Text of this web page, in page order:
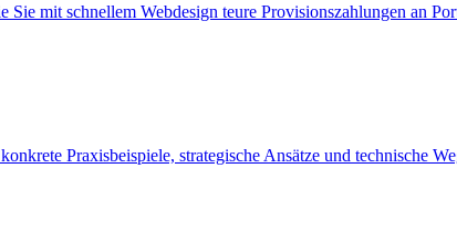
mit schnellem Webdesign teure Provisionszahlungen an
Praxisbeispiele, strategische Ansätze und technische